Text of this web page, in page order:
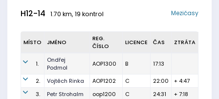
H12-14 1.70 km, 19 kontrol Mezičasy
MÍSTO JMÉNO
REG.
ČÍSLO
LICENCE ČAS ZTRÁTA
1.
Ondřej
Podmol
AOP1300 B 17:13
2. Vojtěch Rinka AOP1202 C 22:00
+ 4:47
3.
Petr Strohalm oop1200 C 24:31
+ 7:18